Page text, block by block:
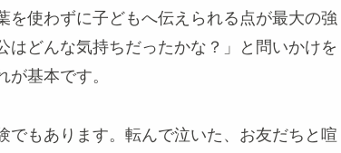
を使わずに子どもへ伝えられる点が最大の強
どんな気持ちだったかな？」と問いかけを
基本です。
でもあります。転んで泣いた、お友だちと喧